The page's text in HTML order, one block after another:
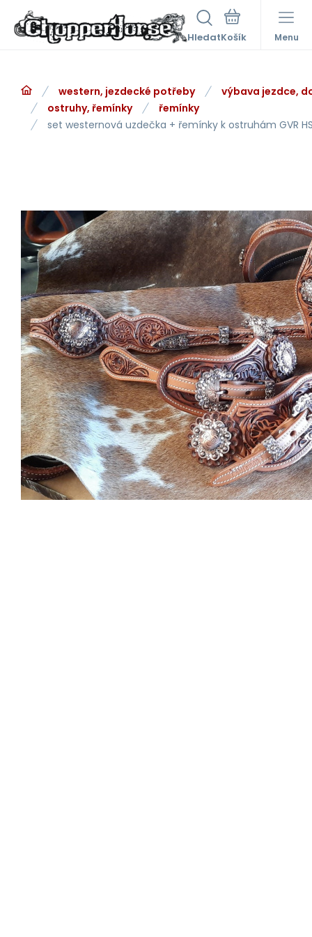
Hledat Menu
western, jezdecké potřeby
výbava jezdce,
ostruhy, řemínky
řemínky
set westernová uzdečka + řemínky k ostruhám GVR